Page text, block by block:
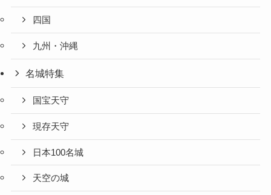
四国
九州・沖縄
名城特集
国宝天守
現存天守
日本100名城
天空の城